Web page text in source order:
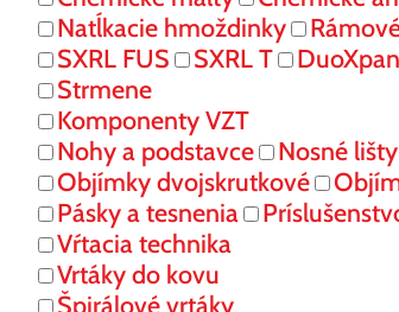
Natĺkacie hmoždinky
SXRL FUS
SXRL T
Strmene
Komponenty VZT
Nohy a podstavce
Nosné lišty
Objímky dvojskrutkové
Pásky a tesnenia
Vŕtacia technika
Vrtáky do kovu
Špirálové vrtáky